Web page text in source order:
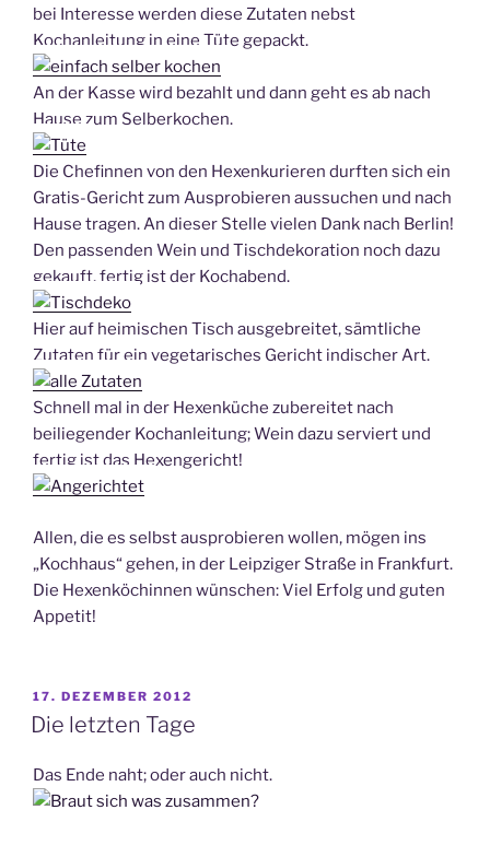
bei Interesse werden diese Zutaten nebst
Kochanleitung in eine Tüte gepackt.
An der Kasse wird bezahlt und dann geht es ab nach
Hause zum Selberkochen.
Die Chefinnen von den Hexenkurieren durften sich ein
Gratis-Gericht zum Ausprobieren aussuchen und nach
Hause tragen. An dieser Stelle vielen Dank nach Berlin!
Den passenden Wein und Tischdekoration noch dazu
gekauft, fertig ist der Kochabend.
Hier auf heimischen Tisch ausgebreitet, sämtliche
Zutaten für ein vegetarisches Gericht indischer Art.
Schnell mal in der Hexenküche zubereitet nach
beiliegender Kochanleitung; Wein dazu serviert und
fertig ist das Hexengericht!
Allen, die es selbst ausprobieren wollen, mögen ins
„Kochhaus“ gehen, in der Leipziger Straße in Frankfurt.
Die Hexenköchinnen wünschen: Viel Erfolg und guten
Appetit!
VERÖFFENTLICHT
AM
17. DEZEMBER 2012
Die letzten Tage
Das Ende naht; oder auch nicht.